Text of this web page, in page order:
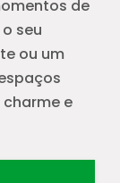
de
seu
ou um
e